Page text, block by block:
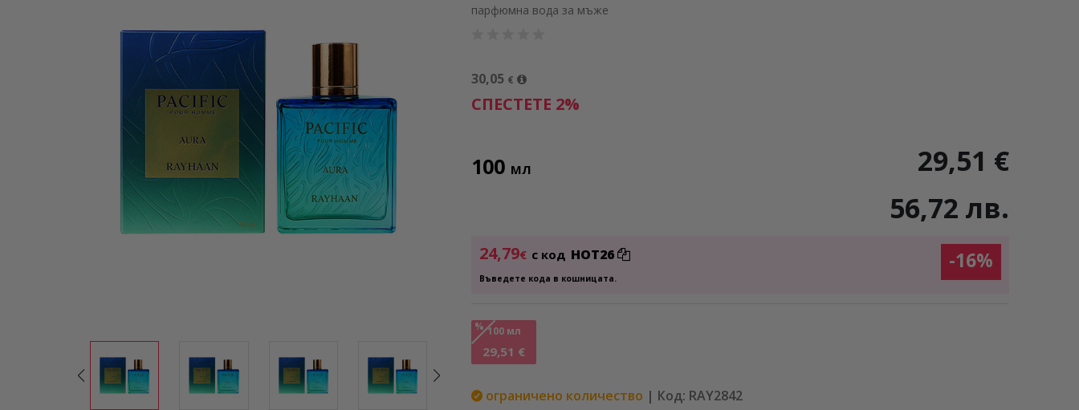
парфюмна вода за мъже
30,05 €
СПЕСТЕТЕ 2%
100 МЛ
29,51 €
56,72 лв.
24,79€ с код HOT26
Въведете кода в кошницата.
-16%
% 100 мл
29,51 €
ограничено количество | Код: RAY2842